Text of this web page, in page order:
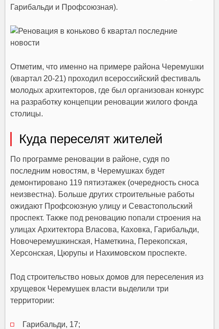
Гарибальди и Профсоюзная).
Отметим, что именно на примере района Черемушки
(квартал 20-21) проходил всероссийский фестиваль
молодых архитекторов, где был организован конкурс
на разработку концепции реновации жилого фонда
столицы.
Куда переселят жителей
По программе реновации в районе, судя по
последним новостям, в Черемушках будет
демонтировано 119 пятиэтажек (очередность сноса
неизвестна). Больше других строительные работы
ожидают Профсоюзную улицу и Севастопольский
проспект. Также под реновацию попали строения на
улицах Архитектора Власова, Каховка, Гарибальди,
Новочеремушкинская, Наметкина, Перекопская,
Херсонская, Цюрупы и Нахимовском проспекте.
Под строительство новых домов для переселения из
хрущевок Черемушек власти выделили три
территории:
Гарибальди, 17;